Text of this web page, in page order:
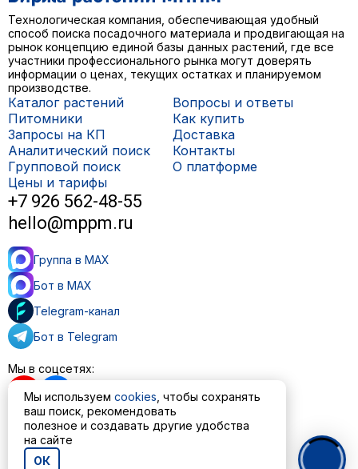
Технологическая компания, обеспечивающая удобный
способ поиска посадочного материала и продвигающая на
рынок концепцию единой базы данных растений, где все
участники профессионального рынка могут доверять
информации о ценах, текущих остатках и планируемом
производстве.
Каталог растений
Питомники
Запросы на КП
Аналитический поиск
Групповой поиск
Цены и тарифы
Вопросы и ответы
Как купить
Доставка
Контакты
О платформе
+7 926 562-48-55
hello@mppm.ru
Группа в MAX
Бот в MAX
Telegram-канал
Бот в Telegram
Мы в соцсетях:
Пользовательское соглашение
Политика обработки персональных данных
Мы используем cookies , чтобы сохранять
ваш поиск, рекомендовать
полезное и создавать другие удобства
на сайте
ОК